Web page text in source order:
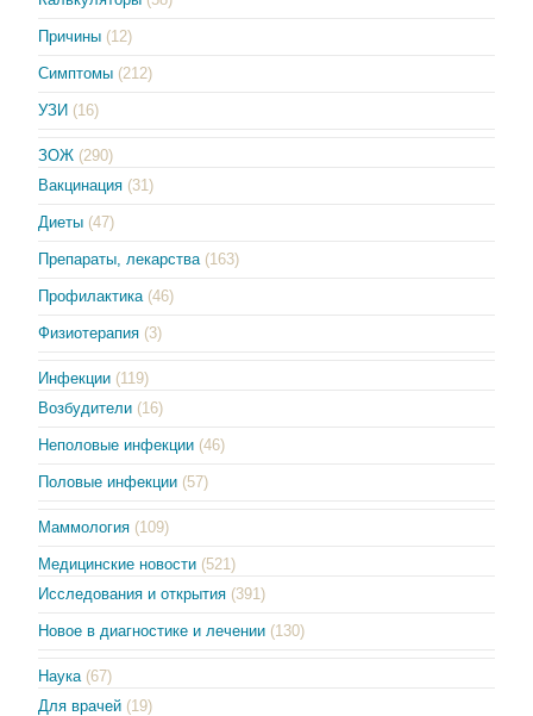
Причины (12)
Симптомы (212)
УЗИ (16)
ЗОЖ (290)
Вакцинация (31)
Диеты (47)
Препараты, лекарства (163)
Профилактика (46)
Физиотерапия (3)
Инфекции (119)
Возбудители (16)
Неполовые инфекции (46)
Половые инфекции (57)
Маммология (109)
Медицинские новости (521)
Исследования и открытия (391)
Новое в диагностике и лечении (130)
Наука (67)
Для врачей (19)